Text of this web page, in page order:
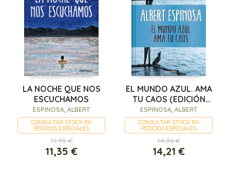
LA NOCHE QUE NOS
ESCUCHAMOS
ESPINOSA, ALBERT
CONSULTAR STOCK EN
PEDIDOS ESPECIALES
11,95 €
11,35 €
EL MUNDO AZUL. AMA
TU CAOS (EDICIÓN
LIMITADA)
ESPINOSA, ALBERT
CONSULTAR STOCK EN
PEDIDOS ESPECIALES
14,96 €
14,21 €